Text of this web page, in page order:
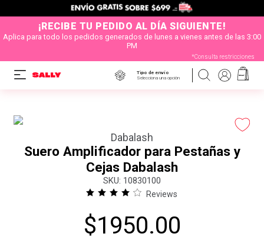
¡RECIBE TU PEDIDO AL DÍA SIGUIENTE!
Aplica para todo los pedidos generados de lunes a vienes antes de las 3:00
PM
*Consulta restricciones
Tipo de envío
Selecciona una opción
Dabalash
Suero Amplificador para Pestañas y
Cejas Dabalash
: 10830100
Reviews
$1950.00